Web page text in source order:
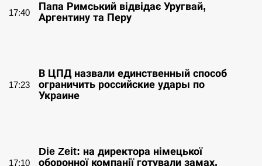
17:40
Папа Римський відвідає Уругвай,
Аргентину та Перу
17:23
В ЦПД назвали единственный способ
ограничить российские удары по
Украине
17:10
Die Zeit: на директора німецької
оборонної компанії готували замах,